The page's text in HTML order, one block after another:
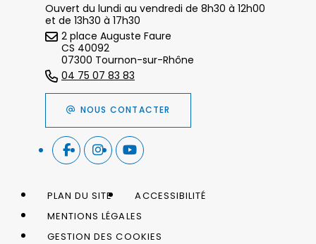
Ouvert du lundi au vendredi de 8h30 à 12h00
et de 13h30 à 17h30
2 place Auguste Faure
CS 40092
07300 Tournon-sur-Rhône
04 75 07 83 83
NOUS CONTACTER
PLAN DU SITE
ACCESSIBILITÉ
MENTIONS LÉGALES
GESTION DES COOKIES